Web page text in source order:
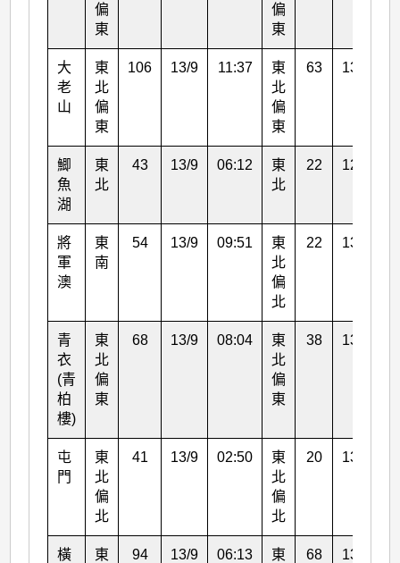
偏
東
偏
東
大
老
山
東
北
偏
東
106 13/9 11:37
東
北
偏
東
63 13/9
鯽
魚
湖
東
北
43 13/9 06:12
東
北
22 12/9
將
軍
澳
東
南
54 13/9 09:51
東
北
偏
北
22 13/9
青
衣
(青
柏
樓)
東
北
偏
東
68 13/9 08:04
東
北
偏
東
38 13/9
屯
門
東
北
偏
北
41 13/9 02:50
東
北
偏
北
20 13/9
橫
東 94 13/9 06:13 東 68 13/9